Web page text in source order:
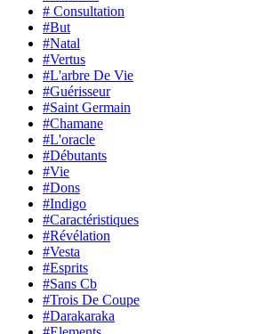
# Consultation
#But
#Natal
#Vertus
#L'arbre De Vie
#Guérisseur
#Saint Germain
#Chamane
#L'oracle
#Débutants
#Vie
#Dons
#Indigo
#Caractéristiques
#Révélation
#Vesta
#Esprits
#Sans Cb
#Trois De Coupe
#Darakaraka